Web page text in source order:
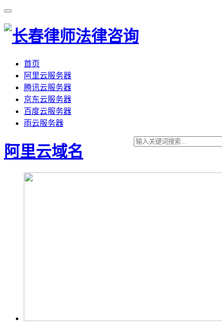
首页
阿里云服务器
腾讯云服务器
京东云服务器
百度云服务器
雨云服务器
阿里云域名